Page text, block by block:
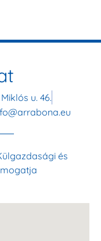
u. 46.
és